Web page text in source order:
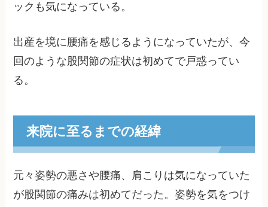
ックも気になっている。
出産を境に腰痛を感じるようになっていたが、今
回のような股関節の症状は初めてで戸惑ってい
る。
来院に至るまでの経緯
元々姿勢の悪さや腰痛、肩こりは気になっていた
が股関節の痛みは初めてだった。姿勢を気をつけ